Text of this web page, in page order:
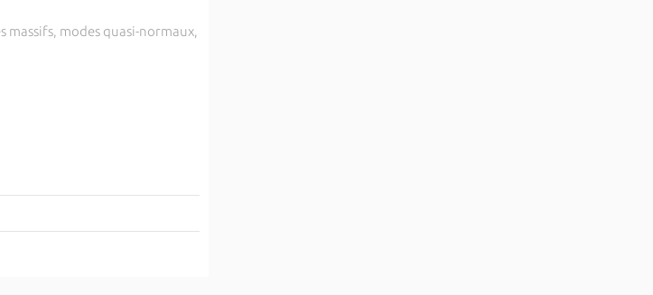
massifs, modes quasi-normaux,